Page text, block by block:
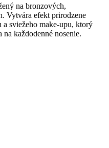
na bronzových,
Vytvára efekt prirodzene
sviežeho make-upu, ktorý
každodenné nosenie.